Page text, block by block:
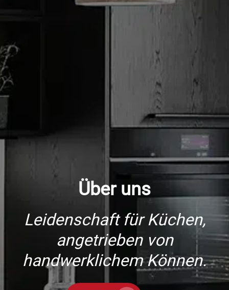
Über uns
Leidenschaft für Küchen,
angetrieben von
handwerklichem Können.